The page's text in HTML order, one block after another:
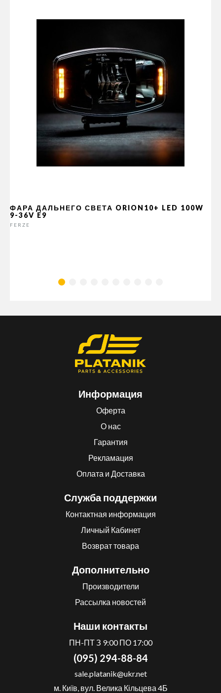
ФАРА ДАЛЬНЕГО СВЕТА ORION10+ LED 100W
9-36V E9
FERZE
Информация
Оферта
О нас
Гарантия
Рекламация
Оплата и Доставка
Служба поддержки
Контактная информация
Личный Кабинет
Возврат товара
Дополнительно
Производители
Рассылка новостей
Наши контакты
ПН-ПТ З 9:00 ПО 17:00
(095) 294-88-84
sale.platanik@ukr.net
м. Київ, вул. Велика Кільцева 4Б